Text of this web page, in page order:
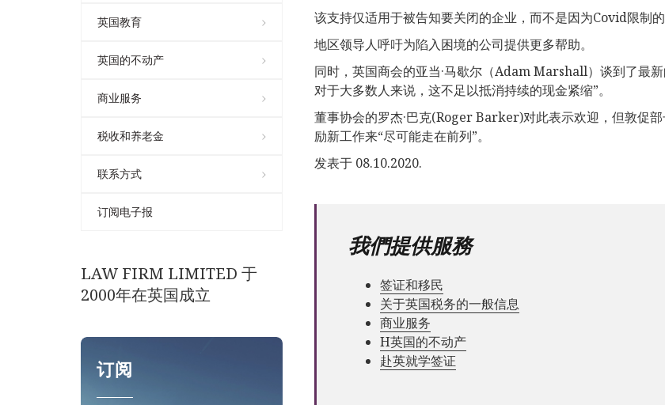
英国教育
英国的不动产
商业服务
税收和养老金
联系方式
订阅电子报
LAW FIRM LIMITED 于
2000年在英国成立
订阅
该支持仅适用于被告知要关闭的企业，而不是因为Covid限制
地区领导人呼吁为陷入困境的公司提供更多帮助。
同时，英国商会的亚当·马歇尔（Adam Marshall）谈到了最
对于大多数人来说，这不足以抵消持续的现金紧缩”。
董事协会的罗杰·巴克(Roger Barker)对此表示欢迎，但敦促
励新工作来“尽可能走在前列”。
发表于 08.10.2020.
我們提供服務
签证和移民
关于英国税务的一般信息
商业服务
Н英国的不动产
赴英就学签证